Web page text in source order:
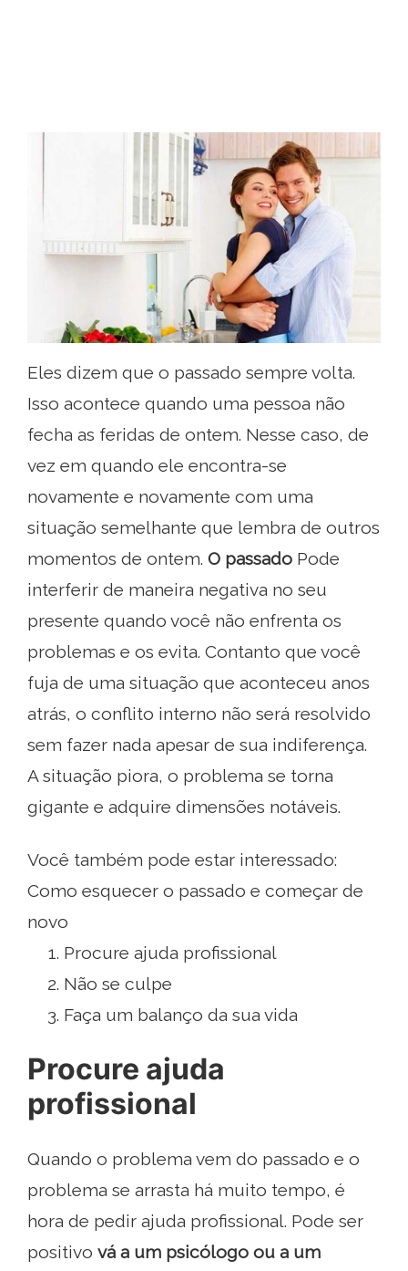
Eles dizem que o passado sempre volta.
Isso acontece quando uma pessoa não
fecha as feridas de ontem. Nesse caso, de
vez em quando ele encontra-se
novamente e novamente com uma
situação semelhante que lembra de outros
momentos de ontem. O passado Pode
interferir de maneira negativa no seu
presente quando você não enfrenta os
problemas e os evita. Contanto que você
fuja de uma situação que aconteceu anos
atrás, o conflito interno não será resolvido
sem fazer nada apesar de sua indiferença.
A situação piora, o problema se torna
gigante e adquire dimensões notáveis.
Você também pode estar interessado:
Como esquecer o passado e começar de
novo
Procure ajuda profissional
Não se culpe
Faça um balanço da sua vida
Procure ajuda
profissional
Quando o problema vem do passado e o
problema se arrasta há muito tempo, é
hora de pedir ajuda profissional. Pode ser
positivo vá a um psicólogo ou a um